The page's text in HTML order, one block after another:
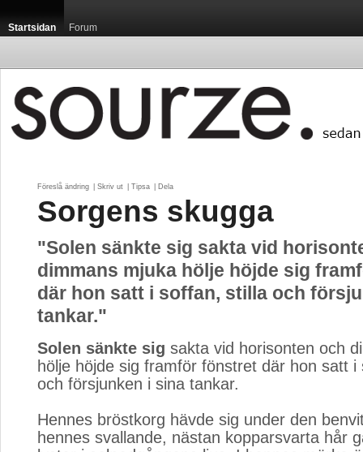
Startsidan Forum
Föreslå ändring Skriv ut Tipsa Dela
Sorgens skugga
"Solen sänkte sig sakta vid
dimmans mjuka hölje höjde sig
där hon satt i soffan, stilla och
tankar."
Solen sänkte sig sakta vid horisonten och
hölje höjde sig framför fönstret där hon satt i
och försjunken i sina tankar.
Hennes bröstkorg hävde sig under den
hennes svallande, nästan kopparsvarta hår